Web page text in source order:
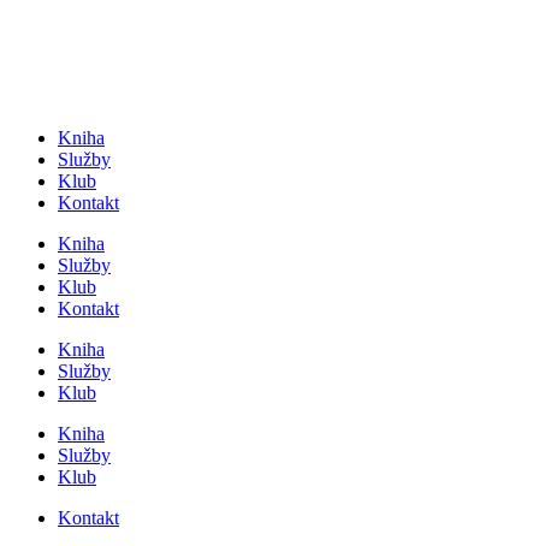
Kniha
Služby
Klub
Kontakt
Kniha
Služby
Klub
Kontakt
Kniha
Služby
Klub
Kniha
Služby
Klub
Kontakt